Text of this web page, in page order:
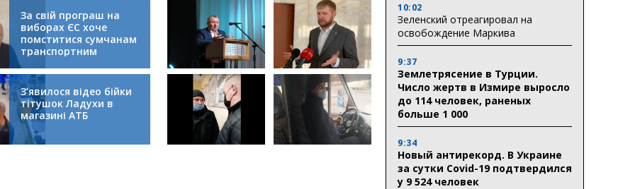
За свій програш на
виборах ЄС хоче
помститися сумчанам
транспортним
колапсом
З’явилося відео бійки
тітушок Ладухи в
магазині АТБ
10:02
Зеленский отреагировал на
освобождение Маркива
9:37
Землетрясение в Турции.
Число жертв в Измире выросло
до 114 человек, раненых
больше 1 000
9:34
Новый антирекорд. В Украине
за сутки Covid-19 подтвердился
у 9 524 человек